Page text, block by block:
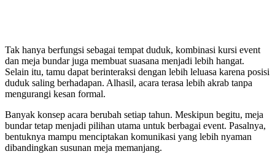
Tak hanya berfungsi sebagai tempat duduk, kombinasi kursi event
dan meja bundar juga membuat suasana menjadi lebih hangat.
Selain itu, tamu dapat berinteraksi dengan lebih leluasa karena posisi
duduk saling berhadapan. Alhasil, acara terasa lebih akrab tanpa
mengurangi kesan formal.
Banyak konsep acara berubah setiap tahun. Meskipun begitu, meja
bundar tetap menjadi pilihan utama untuk berbagai event. Pasalnya,
bentuknya mampu menciptakan komunikasi yang lebih nyaman
dibandingkan susunan meja memanjang.